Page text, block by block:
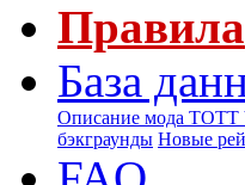
Правила
База
Описание мода ТОТТ
бэкграунды Новые